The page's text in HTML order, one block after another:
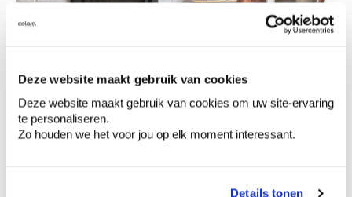
Deze website maakt gebruik van cookies
Deze website maakt gebruik van cookies om uw site-ervaring
te personaliseren.
Zo houden we het voor jou op elk moment interessant.
Details tonen